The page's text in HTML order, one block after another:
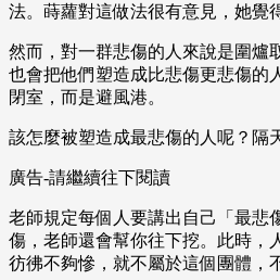
法。蒔蘿對這做法很有意見，她覺
然而，對一群悲傷的人來說是圍爐
也會把他們塑造成比悲傷更悲傷的
閉室，而是避風港。
該怎麼被塑造成最悲傷的人呢？隔
廣告-請繼續往下閱讀
老師規定每個人要講出自己「最悲
傷，老師還會幫你往下挖。此時，
彷彿不夠慘，就不屬於這個團體，